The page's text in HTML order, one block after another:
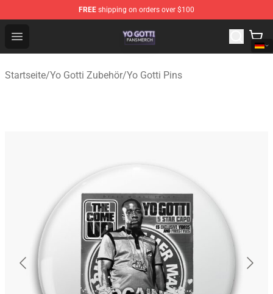
FREE shipping on orders over $100
Open menu
Yo Gotti Shop - Official Yo Gotti Merchandise Store
Startseite/Yo Gotti Zubehör/Yo Gotti Pins